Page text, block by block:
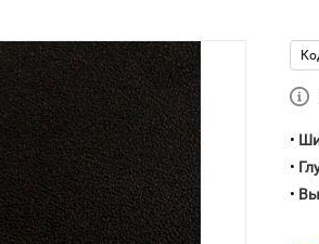
•
•
•